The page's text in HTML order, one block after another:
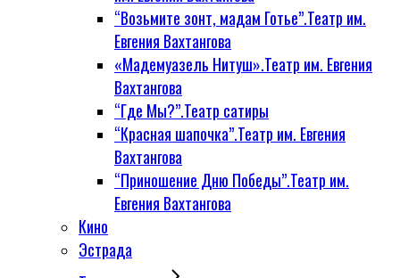
“Возьмите зонт, мадам Готье”.Театр им.
Евгения Вахтангова
«Мадемуазель Нитуш».Театр им. Евгения
Вахтангова
“Где Мы?”.Театр сатиры
“Красная шапочка”.Театр им. Евгения
Вахтангова
“Приношение Дню Победы”.Театр им.
Евгения Вахтангова
Кино
Эстрада